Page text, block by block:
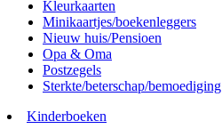
Kleurkaarten
Minikaartjes/boekenleggers
Nieuw huis/Pensioen
Opa & Oma
Postzegels
Sterkte/beterschap/bemoediging
Kinderboeken